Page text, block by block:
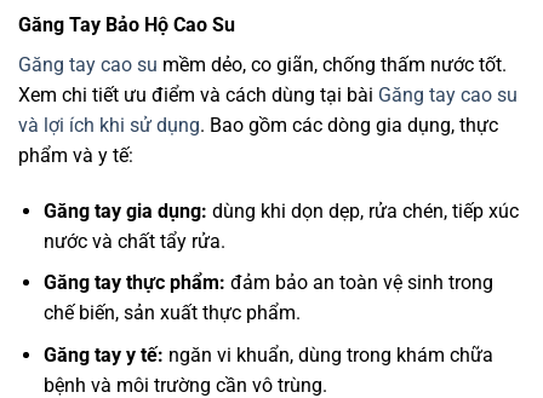
Găng Tay Bảo Hộ Cao Su
Găng tay cao su mềm dẻo, co giãn, chống thấm nước tốt.
Xem chi tiết ưu điểm và cách dùng tại bài Găng tay cao su
và lợi ích khi sử dụng. Bao gồm các dòng gia dụng, thực
phẩm và y tế:
Găng tay gia dụng: dùng khi dọn dẹp, rửa chén, tiếp xúc
nước và chất tẩy rửa.
Găng tay thực phẩm: đảm bảo an toàn vệ sinh trong
chế biến, sản xuất thực phẩm.
Găng tay y tế: ngăn vi khuẩn, dùng trong khám chữa
bệnh và môi trường cần vô trùng.